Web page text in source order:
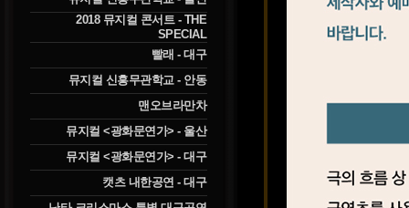
2018 뮤지컬 콘서트 - THE
SPECIAL
빨래 - 대구
뮤지컬 신흥무관학교 - 안동
맨오브라만차
뮤지컬 <광화문연가> - 울산
뮤지컬 <광화문연가> - 대구
캣츠 내한공연 - 대구